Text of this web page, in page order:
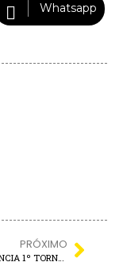
Whatsapp
PRÓXIMO
CARIBE ANUNCIA 1º TORNEIO REGIONAL DE PESCA ESPORTIVA AO TUCUNARÉ DE 2026